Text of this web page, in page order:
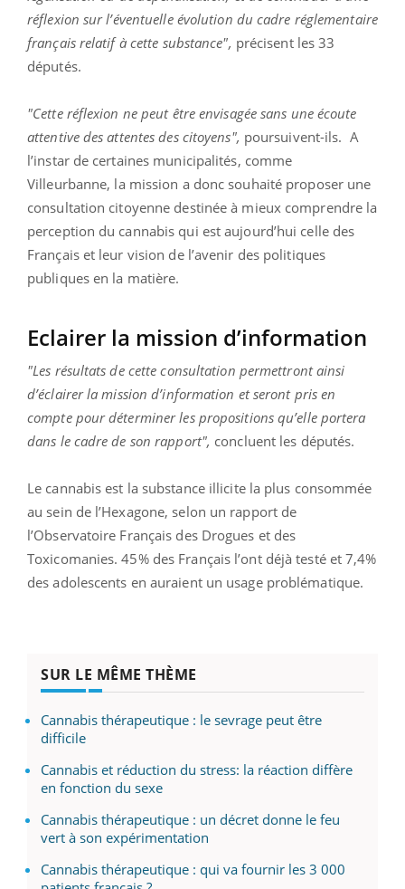
réflexion sur l’éventuelle évolution du cadre réglementaire
français relatif à cette substance", précisent les 33
députés.
"Cette réflexion ne peut être envisagée sans une écoute
attentive des attentes des citoyens", poursuivent-ils. A
l’instar de certaines municipalités, comme
Villeurbanne, la mission a donc souhaité proposer une
consultation citoyenne destinée à mieux comprendre la
perception du cannabis qui est aujourd’hui celle des
Français et leur vision de l’avenir des politiques
publiques en la matière.
Eclairer la mission d’information
"Les résultats de cette consultation permettront ainsi
d’éclairer la mission d’information et seront pris en
compte pour déterminer les propositions qu’elle portera
dans le cadre de son rapport", concluent les députés.
Le cannabis est la substance illicite la plus consommée
au sein de l’Hexagone, selon un rapport de
l’Observatoire Français des Drogues et des
Toxicomanies. 45% des Français l’ont déjà testé et 7,4%
des adolescents en auraient un usage problématique.
SUR LE MÊME THÈME
Cannabis thérapeutique : le sevrage peut être
difficile
Cannabis et réduction du stress: la réaction diffère
en fonction du sexe
Cannabis thérapeutique : un décret donne le feu
vert à son expérimentation
Cannabis thérapeutique : qui va fournir les 3 000